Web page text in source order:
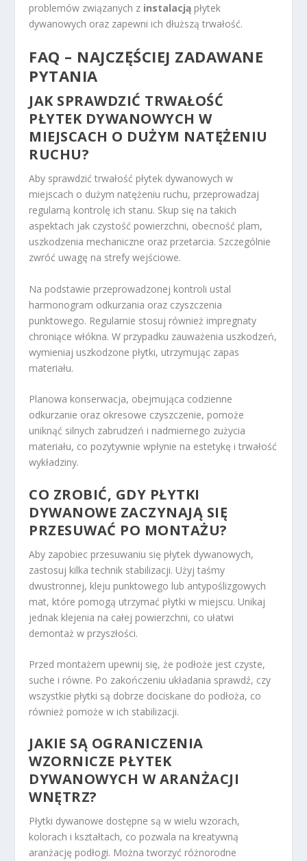
problemów związanych z instalacją płytek
dywanowych oraz zapewni ich dłuższą trwałość.
FAQ – NAJCZĘŚCIEJ ZADAWANE
PYTANIA
JAK SPRAWDZIĆ TRWAŁOŚĆ
PŁYTEK DYWANOWYCH W
MIEJSCACH O DUŻYM NATĘŻENIU
RUCHU?
Aby sprawdzić trwałość płytek dywanowych w
miejscach o dużym natężeniu ruchu, przeprowadzaj
regularną kontrolę ich stanu. Skup się na takich
aspektach jak czystość powierzchni, obecność plam,
uszkodzenia mechaniczne oraz przetarcia. Szczególnie
zwróć uwagę na strefy wejściowe.
Na podstawie przeprowadzonej kontroli ustal
harmonogram odkurzania oraz czyszczenia
punktowego. Regularnie stosuj również impregnaty
chroniące włókna. W przypadku zauważenia uszkodzeń,
wymieniaj uszkodzone płytki, utrzymując zapas
materiału.
Planowa konserwacja, obejmująca codzienne
odkurzanie oraz okresowe czyszczenie, pomoże
uniknąć silnych zabrudzeń i nadmiernego zużycia
materiału, co pozytywnie wpłynie na estetykę i trwałość
wykładziny.
CO ZROBIĆ, GDY PŁYTKI
DYWANOWE ZACZYNAJĄ SIĘ
PRZESUWAĆ PO MONTAŻU?
Aby zapobiec przesuwaniu się płytek dywanowych,
zastosuj kilka technik stabilizacji. Użyj taśmy
dwustronnej, kleju punktowego lub antypoślizgowych
mat, które pomogą utrzymać płytki w miejscu. Unikaj
jednak klejenia na całej powierzchni, co ułatwi
demontaż w przyszłości.
Przed montażem upewnij się, że podłoże jest czyste,
suche i równe. Po zakończeniu układania sprawdź, czy
wszystkie płytki są dobrze dociskane do podłoża, co
również pomoże w ich stabilizacji.
JAKIE SĄ OGRANICZENIA
WZORNICZE PŁYTEK
DYWANOWYCH W ARANŻACJI
WNĘTRZ?
Płytki dywanowe dostępne są w wielu wzorach,
kolorach i kształtach, co pozwala na kreatywną
aranżację podłogi. Można tworzyć różnorodne